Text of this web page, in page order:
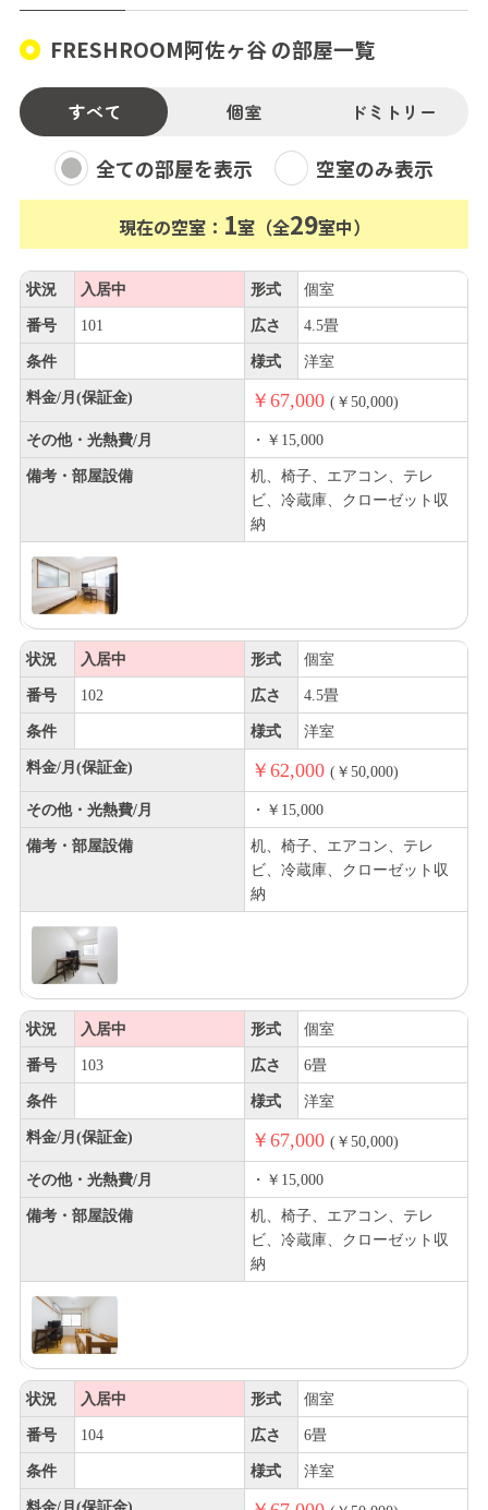
FRESHROOM阿佐ヶ谷 の部屋一覧
すべて 個室 ドミトリー
全ての部屋を表示 空室のみ表示
現在の空室： 1室（全29室中）
状況 入居中 形式 個室
番号 101 広さ 4.5畳
条件 様式 洋室
料金/月(保証金) ￥67,000 (￥50,000)
その他・光熱費/月 ・￥15,000
備考・部屋設備
机、椅子、エアコン、テレ
ビ、冷蔵庫、クローゼット収
納
状況 入居中 形式 個室
番号 102 広さ 4.5畳
条件 様式 洋室
料金/月(保証金) ￥62,000 (￥50,000)
その他・光熱費/月 ・￥15,000
備考・部屋設備
机、椅子、エアコン、テレ
ビ、冷蔵庫、クローゼット収
納
状況 入居中 形式 個室
番号 103 広さ 6畳
条件 様式 洋室
料金/月(保証金) ￥67,000 (￥50,000)
その他・光熱費/月 ・￥15,000
備考・部屋設備
机、椅子、エアコン、テレ
ビ、冷蔵庫、クローゼット収
納
状況 入居中 形式 個室
番号 104 広さ 6畳
条件 様式 洋室